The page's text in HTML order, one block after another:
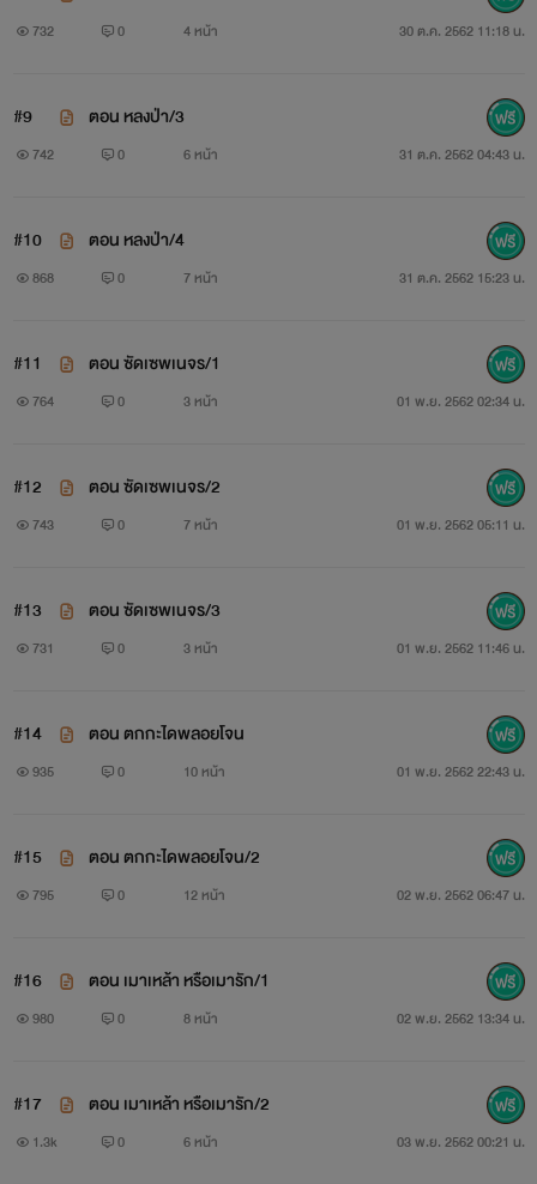
ช่อชมพู
สยบรักดรุณี By ช่อชมพูเฟอร์นันโด เบอร์นี่ หนุ่มเจ้าเสน่ห์ ที่
รักคาสโนวาคนนี้อย่างง่ายดาย เขาคือนักรักที่ไม่คิดสยบให้หญิง
ใดแต่ความสวยน่ารักของ ปัทมา แม่บ้านสาววัยกระเตาะกลับ
เสน่ห์อันแพรวพราว ลวงล่อสาวน้อยให้เธอมาบำเรอสวาททว่า
ความสวย น่ารัก ไร้เดียงสา กลับซึมลึกเข้าไปในหัวใจของคนมาก
สาวน้อยก็หายไปจากชีวิตของเขาเสียแล้วเขาจะทำอย่างไร ให้ได้
หัวใจเธอคืนมา...***ใครชอบแนวโคแก่กินหญ้าอ่อน เชิญอ่านจ้า
732 0 4 หน้า 30 ต.ค. 2562 11:18 น.
#9 ตอน หลงป่า/3
742 0 6 หน้า 31 ต.ค. 2562 04:43 น.
#10 ตอน หลงป่า/4
868 0 7 หน้า 31 ต.ค. 2562 15:23 น.
#11 ตอน ซัดเซพเนจร/1
764 0 3 หน้า 01 พ.ย. 2562 02:34 น.
#12 ตอน ซัดเซพเนจร/2
743 0 7 หน้า 01 พ.ย. 2562 05:11 น.
#13 ตอน ซัดเซพเนจร/3
731 0 3 หน้า 01 พ.ย. 2562 11:46 น.
#14 ตอน ตกกะไดพลอยโจน
935 0 10 หน้า 01 พ.ย. 2562 22:43 น.
#15 ตอน ตกกะไดพลอยโจน/2
795 0 12 หน้า 02 พ.ย. 2562 06:47 น.
#16 ตอน เมาเหล้า หรือเมารัก/1
980 0 8 หน้า 02 พ.ย. 2562 13:34 น.
#17 ตอน เมาเหล้า หรือเมารัก/2
1.3k 0 6 หน้า 03 พ.ย. 2562 00:21 น.